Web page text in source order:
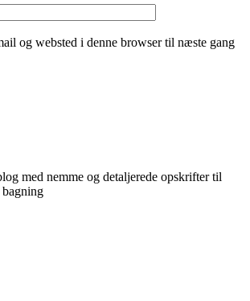
og websted i denne browser til næste gang
med nemme og detaljerede opskrifter til